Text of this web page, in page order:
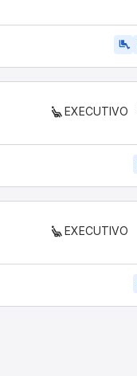
airline_seat_legroom_extra
EXECUTIVO
EXECUTIVO